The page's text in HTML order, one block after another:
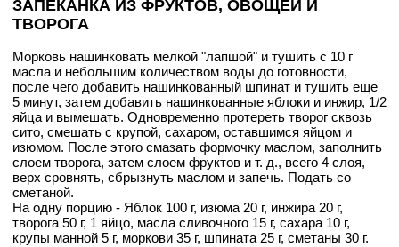
ЗАПЕКАНКА ИЗ ФРУКТОВ, ОВОЩЕЙ И
ТВОРОГА
Морковь нашинковать мелкой "лапшой" и тушить с 10 г
масла и небольшим количеством воды до готовности,
после чего добавить нашинкованный шпинат и тушить еще
5 минут, затем добавить нашинкованные яблоки и инжир, 1/2
яйца и вымешать. Одновременно протереть творог сквозь
сито, смешать с крупой, сахаром, оставшимся яйцом и
изюмом. После этого смазать формочку маслом, заполнить
слоем творога, затем слоем фруктов и т. д., всего 4 слоя,
верх сровнять, сбрызнуть маслом и запечь. Подать со
сметаной.
На одну порцию - Яблок 100 г, изюма 20 г, инжира 20 г,
творога 50 г, 1 яйцо, масла сливочного 15 г, сахара 10 г,
крупы манной 5 г, моркови 35 г, шпината 25 г, сметаны 30 г.